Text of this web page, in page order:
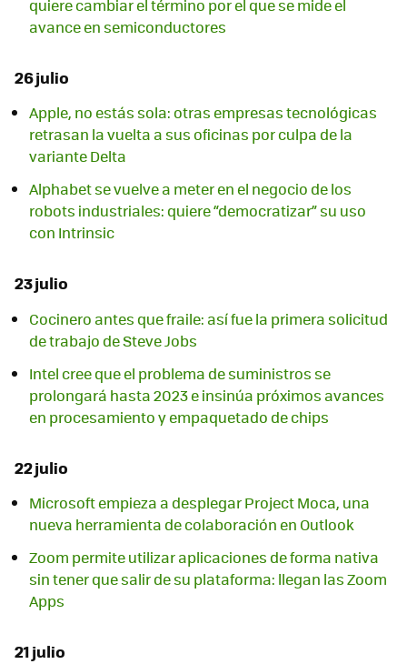
quiere cambiar el término por el que se mide el
avance en semiconductores
26 julio
Apple, no estás sola: otras empresas tecnológicas
retrasan la vuelta a sus oficinas por culpa de la
variante Delta
Alphabet se vuelve a meter en el negocio de los
robots industriales: quiere “democratizar” su uso
con Intrinsic
23 julio
Cocinero antes que fraile: así fue la primera solicitud
de trabajo de Steve Jobs
Intel cree que el problema de suministros se
prolongará hasta 2023 e insinúa próximos avances
en procesamiento y empaquetado de chips
22 julio
Microsoft empieza a desplegar Project Moca, una
nueva herramienta de colaboración en Outlook
Zoom permite utilizar aplicaciones de forma nativa
sin tener que salir de su plataforma: llegan las Zoom
Apps
21 julio